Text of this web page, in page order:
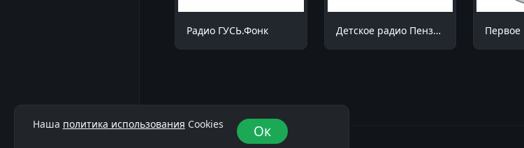
Радио ГУСЬ.Фонк Детское радио Пенза 99.1 FM
Наша политика использования Cookies Ок